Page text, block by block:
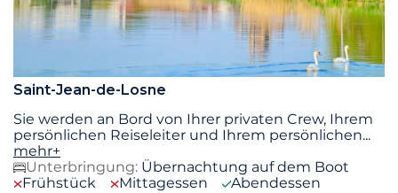
Saint-Jean-de-Losne
Sie werden an Bord von Ihrer privaten Crew, Ihrem
persönlichen Reiseleiter und Ihrem persönlichen...
mehr+
Unterbringung: Übernachtung auf dem Boot
Frühstück
Mittagessen Abendessen